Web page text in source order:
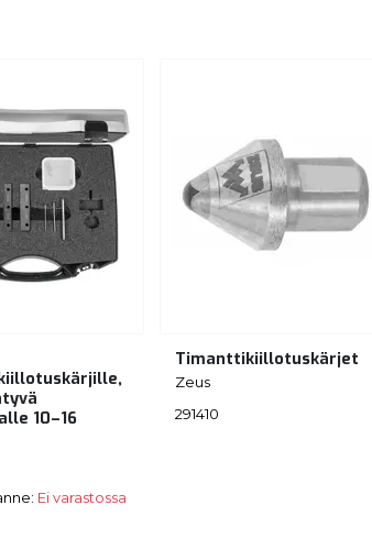
10–16
Ei varastossa
Timanttikiillotuskärjet
Zeus
291410